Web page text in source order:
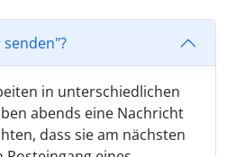
in unterschiedlichen
abends eine Nachricht
dass sie am nächsten